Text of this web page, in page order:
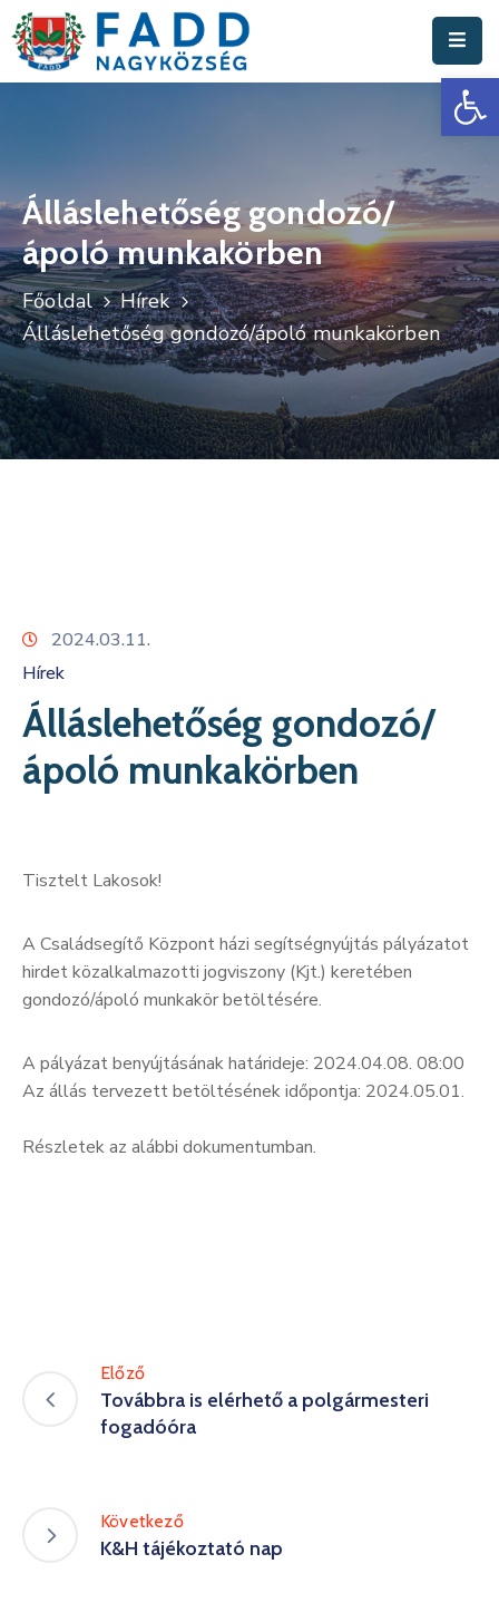
Hivatal
Fadd
Nagyközség
Turisztika
Választási
Információk
Események
Álláslehetőség gondozó/
ápoló munkakörben
Főoldal
Hírek
Álláslehetőség gondozó/ápoló munkakörben
2024.03.11.
Hírek
Álláslehetőség gondozó/
ápoló munkakörben
Tisztelt Lakosok!
A Családsegítő Központ házi segítségnyújtás pályázatot
hirdet közalkalmazotti jogviszony (Kjt.) keretében
gondozó/ápoló munkakör betöltésére.
A pályázat benyújtásának határideje: 2024.04.08. 08:00
Az állás tervezett betöltésének időpontja: 2024.05.01.
Részletek az alábbi dokumentumban.
Előző
Továbbra is elérhető a polgármesteri
fogadóóra
Következő
K&H tájékoztató nap